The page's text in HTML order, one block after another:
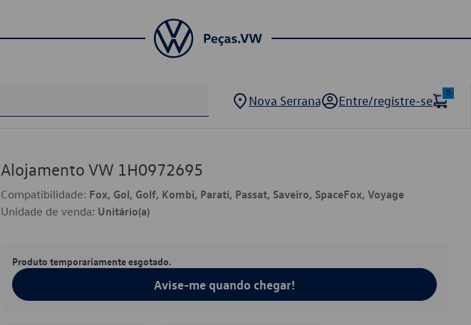
Nova Serrana Entre/registre-se
0
Alojamento VW 1H0972695
Compatibilidade: Fox, Gol, Golf, Kombi, Parati, Passat, Saveiro, SpaceFox, Voyage
Unidade de venda: Unitário(a)
Produto temporariamente esgotado.
Avise-me quando chegar!